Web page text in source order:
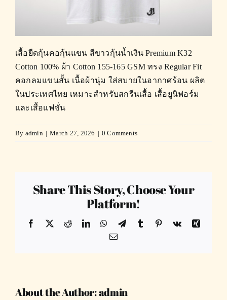
เสื้อยืดกุ้นคอกุ้นแขน สีขาวกุ้นน้ำเงิน Premium K32
Cotton 100% ผ้า Cotton 155-165 GSM ทรง Regular Fit
คอกลมแขนสั้น เนื้อผ้านุ่ม ใส่สบายในอากาศร้อน ผลิต
ในประเทศไทย เหมาะสำหรับสกรีนเสื้อ เสื้อยูนิฟอร์ม
และเสื้อแฟชั่น
By admin | March 27, 2026 | 0 Comments
Share This Story, Choose Your
Platform!
Facebook
X RedditLinkedInWhatsApp
TelegramTumblr Pinterest
Vk
Xing
Email
About the Author:admin